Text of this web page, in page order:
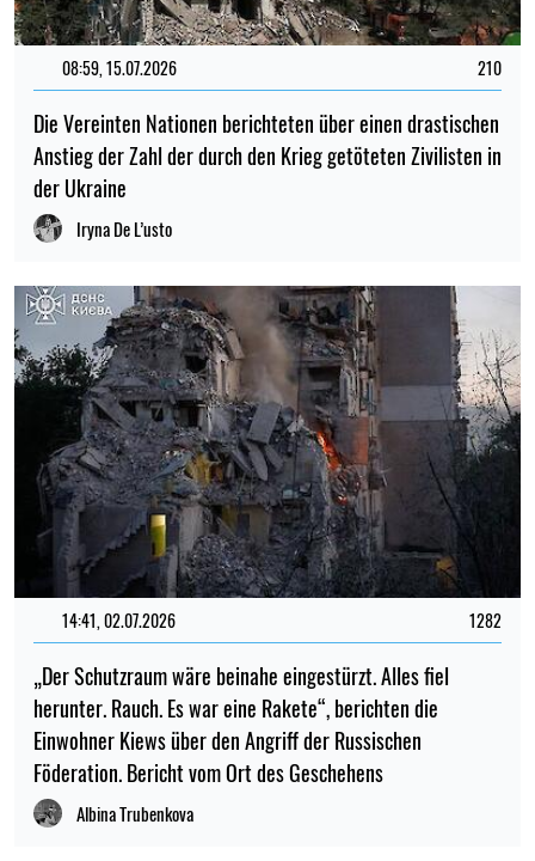
08:59, 15.07.2026 210
Die Vereinten Nationen berichteten über einen drastischen
Anstieg der Zahl der durch den Krieg getöteten Zivilisten in
der Ukraine
Iryna De L’usto
14:41, 02.07.2026 1282
„Der Schutzraum wäre beinahe eingestürzt. Alles fiel
herunter. Rauch. Es war eine Rakete“, berichten die
Einwohner Kiews über den Angriff der Russischen
Föderation. Bericht vom Ort des Geschehens
Albina Trubenkova